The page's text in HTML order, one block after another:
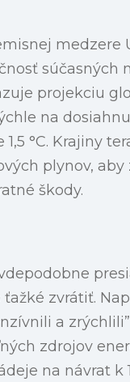
medzere
súčasných
projekciu
na
°C. Krajiny
plynov, aby
škody.
zvrátiť.
a
zdrojov
na návrat k